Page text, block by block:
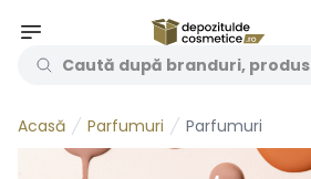
Acasă Parfumuri Parfumuri